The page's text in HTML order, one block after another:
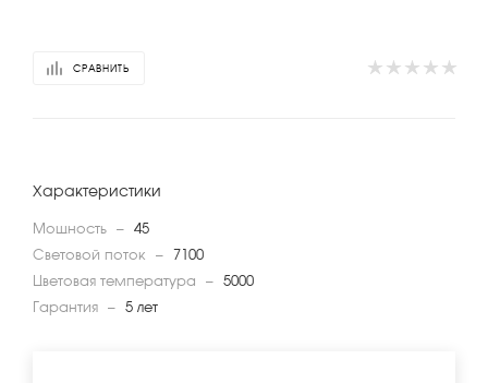
СРАВНИТЬ
Характеристики
Мощность — 45
Световой поток
— 7100
Цветовая температура
— 5000
Гарантия — 5 лет